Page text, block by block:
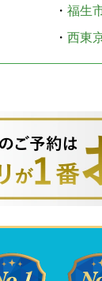
・ 福生
・ 西東